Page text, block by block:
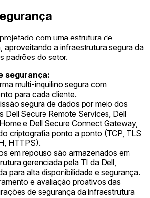
com uma estrutura de
aproveitando a infraestrutura segura da
padrões do setor.
segurança:
multi-inquilino segura com
para cada cliente.
segura de dados por meio dos
Dell Secure Remote Services, Dell
e Dell Secure Connect Gateway,
criptografia ponto a ponto (TCP, TLS
HTTPS).
em repouso são armazenados em
gerenciada pela TI da Dell,
para alta disponibilidade e segurança.
e avaliação proativos das
de segurança da infraestrutura